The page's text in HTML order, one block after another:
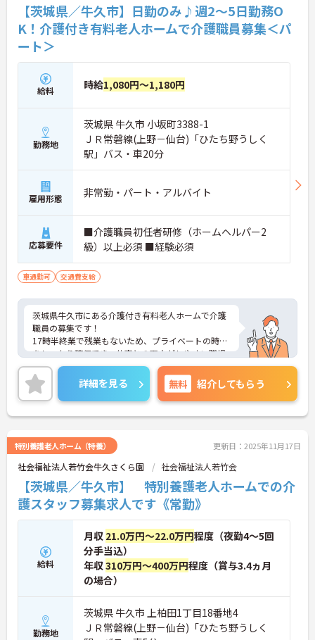
【茨城県／牛久市】日勤のみ♪週2～5日勤務O
K！介護付き有料老人ホームで介護職員募集＜パ
ート＞
給料 時給1,080円～1,180円
勤務地
茨城県 牛久市 小坂町3388-1
ＪＲ常磐線(上野－仙台)「ひたち野うしく
駅」バス・車20分
雇用形態 非常勤・パート・アルバイト
応募要件
■介護職員初任者研修（ホームヘルパー2
級）以上必須 ■経験必須
車通勤可 交通費支給
茨城県牛久市にある介護付き有料老人ホームで介護
職員の募集です！
17時半終業で残業もないため、プライベートの時間
をしっかり確保でき、仕事との両立がしやすい職場
です◎
また、週2～5日勤務OKで終業時間や日数についての
相談も可能なので、ライフスタイルに合わせた働き
方が可能です！
ご興味ある方は面接ポイントをお伝えしますので、
詳細を見る 無料 紹介してもらう
特別養護老人ホーム（特養） 更新日：2025年11月17日
社会福祉法人若竹会牛久さくら園 社会福祉法人若竹会
【茨城県／牛久市】 特別養護老人ホームでの介
護スタッフ募集求人です《常勤》
給料
月収 21.0万円～22.0万円程度（夜勤4～5回
分手当込）
年収310万円～400万円程度（賞与3.4ヵ月
の場合）
勤務地
茨城県 牛久市 上柏田1丁目18番地4
ＪＲ常磐線(上野－仙台)「ひたち野うしく